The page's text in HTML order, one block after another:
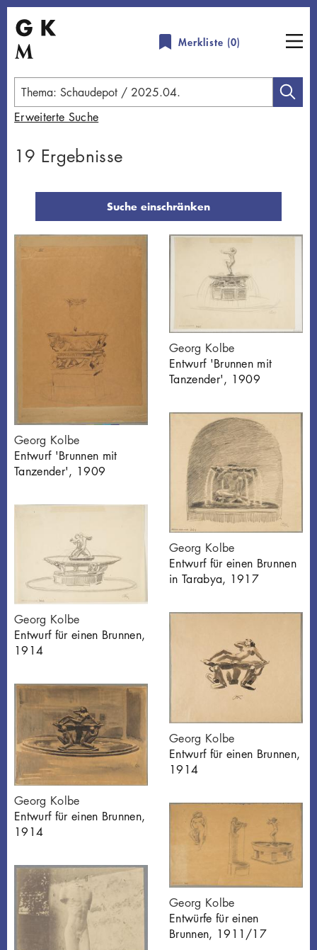
Direkt
zum
Inhalt
Merkliste (0)
Geben
Sie
einen
Suchbegriff
ein
Erweiterte Suche
19 Ergebnisse
Suche einschränken
Georg Kolbe
Entwurf 'Brunnen mit
Tanzender', 1909
Georg Kolbe
Entwurf 'Brunnen mit
Tanzender', 1909
Georg Kolbe
Entwurf für einen Brunnen
in Tarabya, 1917
Georg Kolbe
Entwurf für einen Brunnen,
1914
Georg Kolbe
Entwurf für einen Brunnen,
1914
Georg Kolbe
Entwurf für einen Brunnen,
1914
Georg Kolbe
Entwürfe für einen
Brunnen, 1911/17